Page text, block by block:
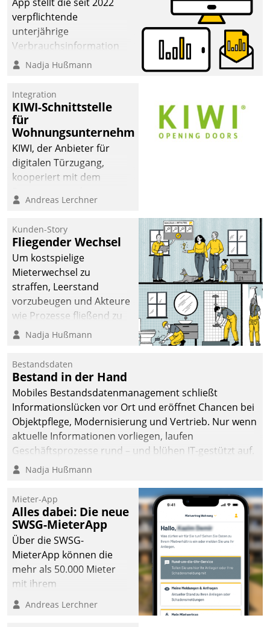
verpflichtende
unterjährige
Verbrauchsinformation
schnell, zuverlässig und
Die monatlichen
Mitteilungen zum
Heizungs- und
Wasserverbrauch gehen
automatisiert, vollständig
und auf Wunsch über
mehrere zuvor
Kommunikationswege bei
Nadja Hußmann
Integration
KIWI-Schnittstelle
für
Wohnungsunternehmen
KIWI, der Anbieter für
digitalen Türzugang,
kooperiert mit dem
Softwareentwicklungshaus
Andreas Lerchner
Kunden-Story
Fliegender Wechsel
Um kostspielige
Mieterwechsel zu
straffen, Leerstand
vorzubeugen und Akteure
wie Prozesse fließend zu
vernetzen, nutzt die
Jahresbeginn eine
Überblick, Einsicht und
Eingriff bietende Lösung.
Zur Entwicklung setzte
man auf
Cloudtechnologie,
bewährte und Startup-
agile Projektmethoden.
Nadja Hußmann
Bestandsdaten
Bestand in der Hand
Mobiles Bestandsdatenmanagement schließt
Informationslücken vor Ort und eröffnet Chancen bei
Objektpflege, Modernisierung und Vertrieb. Nur wenn
aktuelle Informationen vorliegen, laufen
Geschäftsprozesse rund – und blühen IT-gestützt auf.
Nadja Hußmann
Mieter-App
Alles dabei: Die neue
SWSG-MieterApp
Über die SWSG-
MieterApp können die
mehr als 50.000 Mieter
mit ihrem
Wohnungsunternehmen
kommunizieren, auf dem
Andreas Lerchner